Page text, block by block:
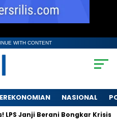
WITH CONTENT
NASIONAL
Berani Bongkar Krisis Bank